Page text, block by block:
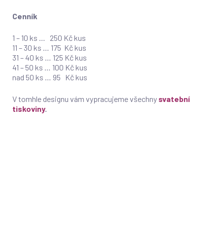
Cenník
1 – 10 ks … 250 Kč kus
11 – 30 ks … 175 Kč kus
31 – 40 ks … 125 Kč kus
41 – 50 ks … 100 Kč kus
nad 50 ks … 95 Kč kus
V tomhle designu vám vypracujeme všechny svatební
tiskoviny.